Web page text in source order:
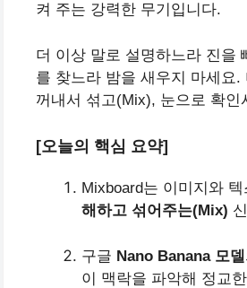
켜 주는 강력한 무기입니다.
더 이상 말로 설명하느라 진을
를 찾느라 밤을 새우지 마세요.
꺼내서 섞고(Mix), 눈으로 확인
[오늘의 핵심 요약]
Mixboard는 이미지와 텍
해하고 섞어주는(Mix)
구글 Nano Banana 모델
이 맥락을 파악해 정교